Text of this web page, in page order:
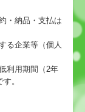
・納品・支払は
る企業等（個人
利用期間（2年
。